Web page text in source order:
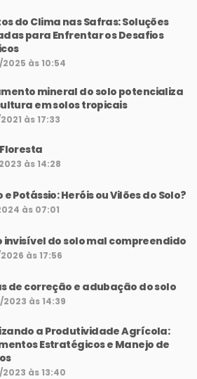
do Clima nas Safras: Soluções
para Enfrentar os Desafios
às 10:54
mineral do solo potencializa
em solos tropicais
às 17:33
às 14:28
e Potássio: Heróis ou Vilões do Solo?
às 07:01
invisível do solo mal compreendido
às 17:56
de correção e adubação do solo
às 14:39
a Produtividade Agrícola:
Estratégicos e Manejo de
às 13:40